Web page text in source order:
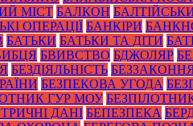
МІСТ БАЛКОН
ОПЕРАЦІЇ БАНКІРИ
БАТЬКИ БАТЬКИ ТА ДІТИ
БВИВСТВО БДЖОЛЯР
БЕЗДІЯЛЬНІСТЬ
БЕЗПЕКОВА УГОДА
ГУР МОУ
ДАНІ БЕПЕЗПЕКА